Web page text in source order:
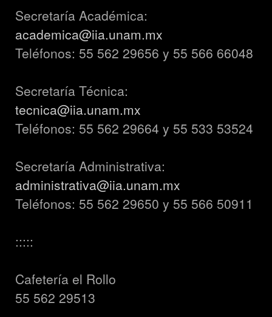
Secretaría Académica:
academica@iia.unam.mx
Teléfonos: 55 562 29656 y 55 566 66048
Secretaría Técnica:
tecnica@iia.unam.mx
Teléfonos: 55 562 29664 y 55 533 53524
Secretaría Administrativa:
administrativa@iia.unam.mx
Teléfonos: 55 562 29650 y 55 566 50911
:::::
Cafetería el Rollo
55 562 29513